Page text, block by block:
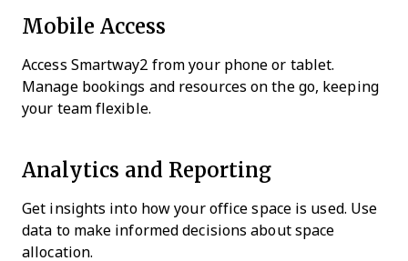
Mobile Access
Access Smartway2 from your phone or tablet.
Manage bookings and resources on the go, keeping
your team flexible.
Analytics and Reporting
Get insights into how your office space is used. Use
data to make informed decisions about space
allocation.